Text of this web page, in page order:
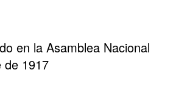
en la Asamblea Nacional
de 1917